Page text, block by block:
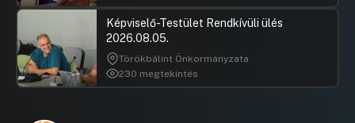
Hozzászólások Ugrás a napirendi pontra
Szabó
30. Javaslat a Zuglói Roma
Önkormányzattal kötendő támogatási
szerződés módosítására, a Nemzetközi
Roma Nap támogatására
Képviselő-Testület Rendkívüli ülés
2026.08.05.
Törökbálint Önkormányzata
230 megtekintés